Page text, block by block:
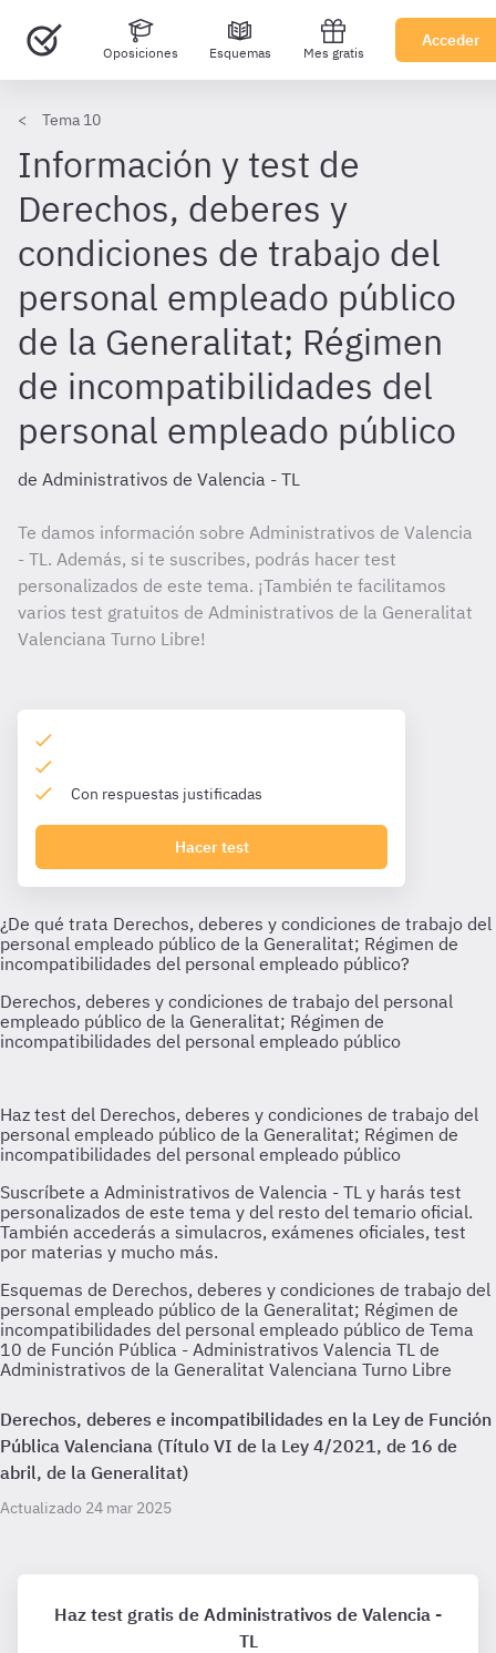
Oposiciones Esquemas Mes gratis
Acceder
Tema 10
Información y test de
Derechos, deberes y
condiciones de trabajo del
personal empleado público
de la Generalitat; Régimen
de incompatibilidades del
personal empleado público
de Administrativos de Valencia - TL
Te damos información sobre Administrativos de Valencia
- TL. Además, si te suscribes, podrás hacer test
personalizados de este tema. ¡También te facilitamos
varios test gratuitos de Administrativos de la Generalitat
Valenciana Turno Libre!
Con respuestas justificadas
Hacer test
Esquemas de Derechos, deberes y condiciones de trabajo del
personal empleado público de la Generalitat; Régimen de
incompatibilidades del personal empleado público de Tema
10 de Función Pública - Administrativos Valencia TL de
Administrativos de la Generalitat Valenciana Turno Libre
Derechos, deberes e incompatibilidades en la Ley de Función
Pública Valenciana (Título VI de la Ley 4/2021, de 16 de
abril, de la Generalitat)
Actualizado 24 mar 2025
Haz test gratis de Administrativos de Valencia -
TL